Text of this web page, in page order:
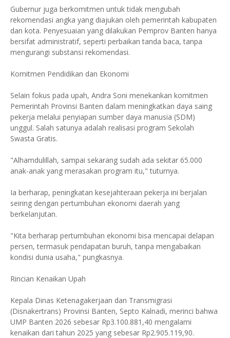
​Gubernur juga berkomitmen untuk tidak mengubah
rekomendasi angka yang diajukan oleh pemerintah kabupaten
dan kota. Penyesuaian yang dilakukan Pemprov Banten hanya
bersifat administratif, seperti perbaikan tanda baca, tanpa
mengurangi substansi rekomendasi.
​Komitmen Pendidikan dan Ekonomi
​Selain fokus pada upah, Andra Soni menekankan komitmen
Pemerintah Provinsi Banten dalam meningkatkan daya saing
pekerja melalui penyiapan sumber daya manusia (SDM)
unggul. Salah satunya adalah realisasi program Sekolah
Swasta Gratis.
​"Alhamdulillah, sampai sekarang sudah ada sekitar 65.000
anak-anak yang merasakan program itu," tuturnya.
​Ia berharap, peningkatan kesejahteraan pekerja ini berjalan
seiring dengan pertumbuhan ekonomi daerah yang
berkelanjutan.
"Kita berharap pertumbuhan ekonomi bisa mencapai delapan
persen, termasuk pendapatan buruh, tanpa mengabaikan
kondisi dunia usaha," pungkasnya.
​Rincian Kenaikan Upah
​Kepala Dinas Ketenagakerjaan dan Transmigrasi
(Disnakertrans) Provinsi Banten, Septo Kalnadi, merinci bahwa
UMP Banten 2026 sebesar Rp3.100.881,40 mengalami
kenaikan dari tahun 2025 yang sebesar Rp2.905.119,90.